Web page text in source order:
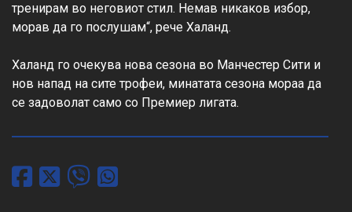
тренирам во неговиот стил. Немав никаков избор,
морав да го послушам“, рече Халанд.
Халанд го очекува нова сезона во Манчестер Сити и
нов напад на сите трофеи, минатата сезона мораа да
се задоволат само со Премиер лигата.